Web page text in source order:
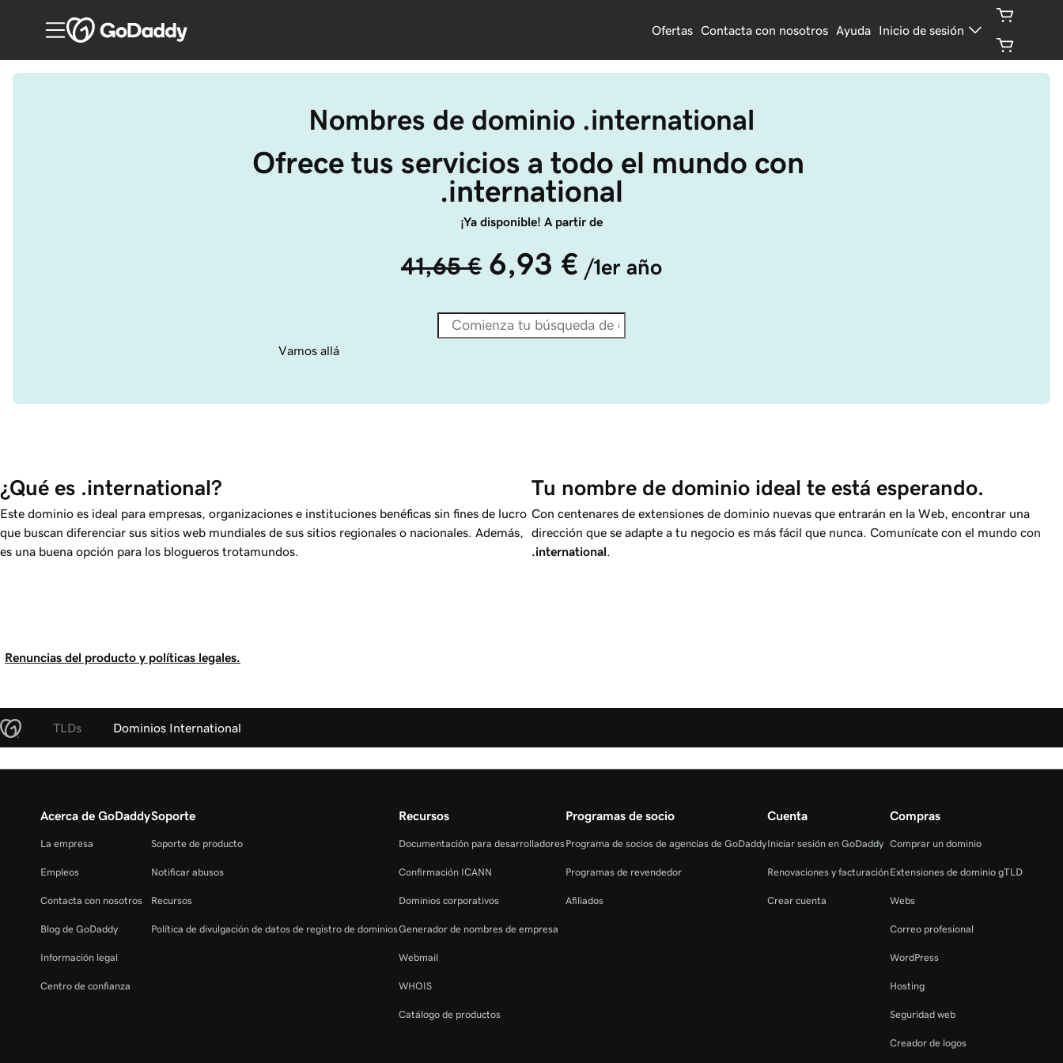
Ofertas Contacta con nosotros Ayuda Inicio de sesión
Nombres de dominio .international
Ofrece tus servicios a todo el mundo con
.international
¡Ya disponible! A partir de
41,65 € 6,93 € /1er año
Vamos allá
¿Qué es .international?
Este dominio es ideal para empresas, organizaciones e instituciones benéficas sin fines de lucro
que buscan diferenciar sus sitios web mundiales de sus sitios regionales o nacionales. Además,
es una buena opción para los blogueros trotamundos.
Tu nombre de dominio ideal te está esperando.
Con centenares de extensiones de dominio nuevas que entrarán en la Web, encontrar una
dirección que se adapte a tu negocio es más fácil que nunca. Comunícate con el mundo con
.international
Renuncias del producto y políticas legales.
TLDs Dominios International
Acerca de GoDaddy
La empresa
Empleos
Contacta con nosotros
Blog de GoDaddy
Información legal
Centro de confianza
Soporte
Soporte de producto
Notificar abusos
Recursos
Política de divulgación de datos de registro de dominios
Recursos
Documentación para desarrolladores
Confirmación ICANN
Dominios corporativos
Generador de nombres de empresa
Webmail
WHOIS
Catálogo de productos
Programas de socio
Programa de socios de agencias de GoDaddy
Programas de revendedor
Afiliados
Cuenta
Iniciar sesión en GoDaddy
Renovaciones y facturación
Crear cuenta
Compras
Comprar un dominio
Extensiones de dominio gTLD
Webs
Correo profesional
WordPress
Hosting
Seguridad web
Creador de logos